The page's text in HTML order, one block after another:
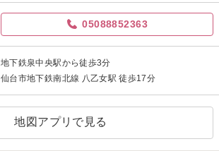
05088852363
地下鉄泉中央駅から徒歩3分
仙台市地下鉄南北線 八乙女駅 徒歩17分
地図アプリで見る